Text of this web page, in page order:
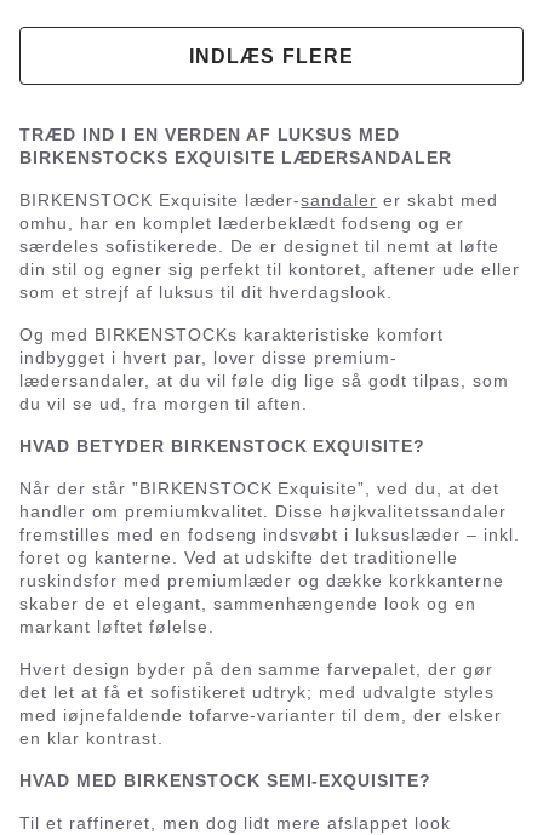
INDLÆS FLERE
TRÆD IND I EN VERDEN AF LUKSUS MED
BIRKENSTOCKS EXQUISITE LÆDERSANDALER
BIRKENSTOCK Exquisite læder-sandaler er skabt med
omhu, har en komplet læderbeklædt fodseng og er
særdeles sofistikerede. De er designet til nemt at løfte
din stil og egner sig perfekt til kontoret, aftener ude eller
som et strejf af luksus til dit hverdagslook.
Og med BIRKENSTOCKs karakteristiske komfort
indbygget i hvert par, lover disse premium-
lædersandaler, at du vil føle dig lige så godt tilpas, som
du vil se ud, fra morgen til aften.
HVAD BETYDER BIRKENSTOCK EXQUISITE?
Når der står ”BIRKENSTOCK Exquisite”, ved du, at det
handler om premiumkvalitet. Disse højkvalitetssandaler
fremstilles med en fodseng indsvøbt i luksuslæder – inkl.
foret og kanterne. Ved at udskifte det traditionelle
ruskindsfor med premiumlæder og dække korkkanterne
skaber de et elegant, sammenhængende look og en
markant løftet følelse.
Hvert design byder på den samme farvepalet, der gør
det let at få et sofistikeret udtryk; med udvalgte styles
med iøjnefaldende tofarve-varianter til dem, der elsker
en klar kontrast.
HVAD MED BIRKENSTOCK SEMI-EXQUISITE?
Til et raffineret, men dog lidt mere afslappet look